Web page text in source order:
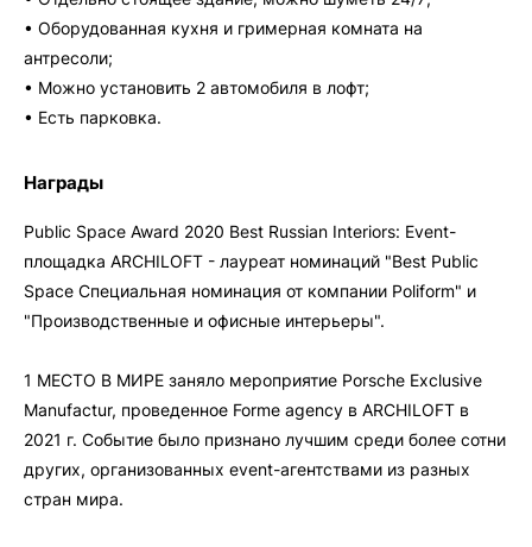
• Оборудованная кухня и гримерная комната на
антресоли;
• Можно установить 2 автомобиля в лофт;
• Есть парковка.
Награды
Public Space Award 2020 Best Russian Interiors: Event-
площадка ARCHILOFT - лауреат номинаций "Best Public
Space Специальная номинация от компании Poliform" и
"Производственные и офисные интерьеры".
1 МЕСТО В МИРЕ заняло мероприятие Porsche Exclusive
Manufactur, проведенное Forme agency в ARCHILOFT в
2021 г. Событие было признано лучшим среди более сотни
других, организованных event-агентствами из разных
стран мира.